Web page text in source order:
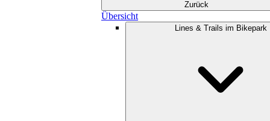
Zurück
Übersicht
Lines & Trails im Bikepark